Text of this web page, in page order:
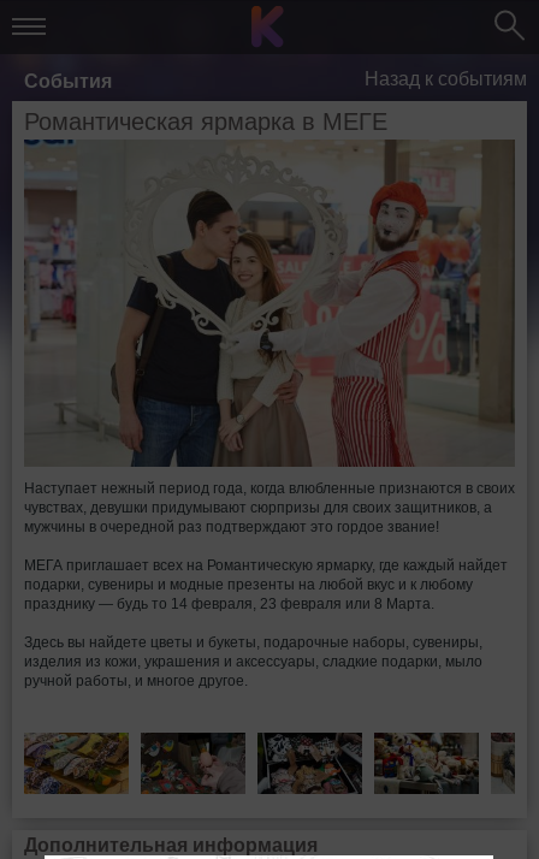
События Назад к событиям
Романтическая ярмарка в МЕГЕ
Наступает нежный период года, когда влюбленные признаются в своих
чувствах, девушки придумывают сюрпризы для своих защитников, а
мужчины в очередной раз подтверждают это гордое звание!
МЕГА приглашает всех на Романтическую ярмарку, где каждый найдет
подарки, сувениры и модные презенты на любой вкус и к любому
празднику — будь то 14 февраля, 23 февраля или 8 Марта.
Здесь вы найдете цветы и букеты, подарочные наборы, сувениры,
изделия из кожи, украшения и аксессуары, сладкие подарки, мыло
ручной работы, и многое другое.
Дополнительная информация